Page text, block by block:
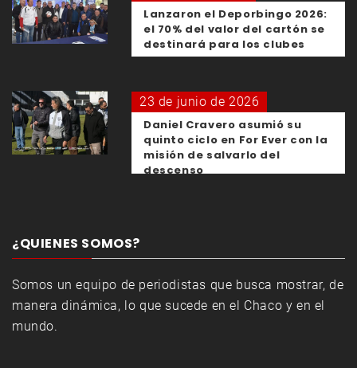
Lanzaron el Deporbingo 2026:
el 70% del valor del cartón se
destinará para los clubes
23 de junio de 2026
Daniel Cravero asumió su
quinto ciclo en For Ever con la
misión de salvarlo del
descenso
¿QUIENES SOMOS?
Somos un equipo de periodistas que busca mostrar, de
manera dinámica, lo que sucede en el Chaco y en el
mundo.